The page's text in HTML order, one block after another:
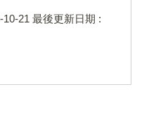
10-21 最後更新日期 :